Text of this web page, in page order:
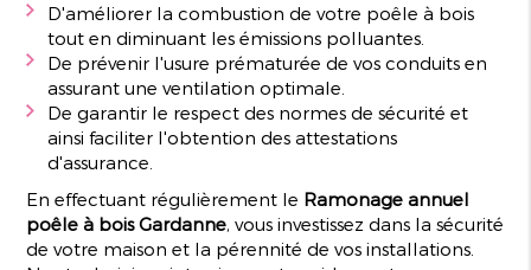
D'améliorer la combustion de votre poêle à bois
tout en diminuant les émissions polluantes.
De prévenir l'usure prématurée de vos conduits en
assurant une ventilation optimale.
De garantir le respect des normes de sécurité et
ainsi faciliter l'obtention des attestations
d'assurance.
En effectuant régulièrement le Ramonage annuel
poêle à bois Gardanne , vous investissez dans la sécurité
de votre maison et la pérennité de vos installations.